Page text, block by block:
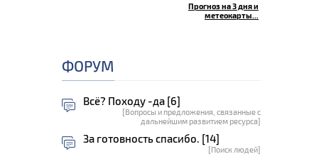
Прогноз на 3 дня и
метеокарты...
ФОРУМ
Всё? Походу -да [6]
[Вопросы и предложения, связанные с
дальнейшим развитием ресурса]
За готовность спасибо. [14]
[Поиск людей]